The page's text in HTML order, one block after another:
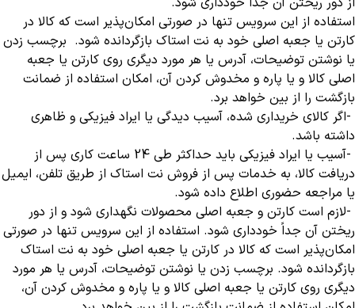
استفاده از این سرویس تنها در صورتی امکان‌پذیر است که کالا در
کارتن یا جعبه اصلی خود به نت استاک بازگردانده شود. برچسب زدن
یا نوشتن توضیحات، آدرس یا هر مورد دیگری روی کارتن یا جعبه
اصلی کالا و یا پاره و مخدوش کردن آن، امکان استفاده از ضمانت
بازگشت را از بین خواهد برد.
-اگر کالای خریداری شده، آسیب دیدگی یا ایراد فیزیکی و ظاهری
داشته باشد.
-
آسیب‏‏ یا ایراد فیزیکی باید حداکثر طی 24 ساعت کاری پس از
دریافت کالا، به خدمات پس از فروش نت استاک از طریق تلفن، ایمیل
یا مراجعه حضوری اطلاع داده شود.
-لازم است کارتن و جعبه اصلی محصولات نگهداری شود و از دور
ریختن آن جداً خودداری شود. استفاده از این سرویس تنها در صورتی
امکان‌پذیر است که کالا در کارتن یا جعبه اصلی خود به نت استاک
بازگردانده شود. برچسب زدن یا نوشتن توضیحات، آدرس یا هر مورد
دیگری روی کارتن یا جعبه اصلی کالا و یا پاره و مخدوش کردن آن،